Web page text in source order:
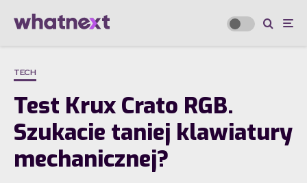
TECH
Test Krux Crato RGB.
Szukacie taniej klawiatury
mechanicznej?